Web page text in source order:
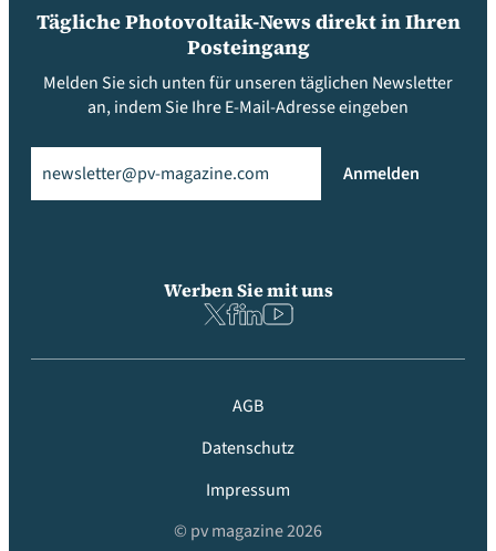
Tägliche Photovoltaik-News direkt in Ihren
Posteingang
Melden Sie sich unten für unseren täglichen Newsletter
an, indem Sie Ihre E-Mail-Adresse eingeben
Anmelden
Werben Sie mit uns
AGB
Datenschutz
Impressum
© pv magazine 2026